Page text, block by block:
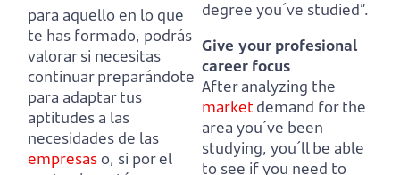
para aquello en lo que
te has formado, podrás
valorar si necesitas
continuar preparándote
para adaptar tus
aptitudes a las
necesidades de las
empresaso, si por el
degree you´ve studied”.
Give your profesional
career focus
After analyzing the
market demand for the
area you´ve been
studying, you´ll be able
to see if you need to